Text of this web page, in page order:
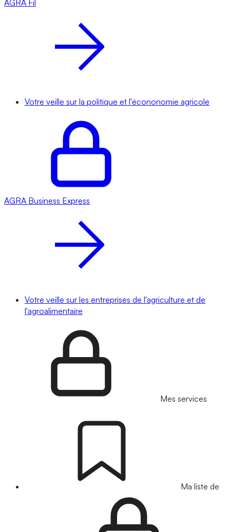
AGRA Fil
Votre veille sur la politique et l'écononomie agricole
AGRA Business Express
Votre veille sur les entreprises de l'agriculture et de
l'agroalimentaire
Mes services
Ma liste de